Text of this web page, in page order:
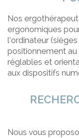
Nos
ergonomiques
l’ordinateur
positionnement au
réglables et
aux dispositifs
Nous vous